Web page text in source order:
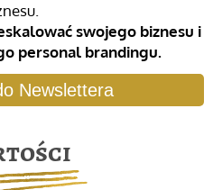
swojego biznesu i
personal brandingu.
Newslettera